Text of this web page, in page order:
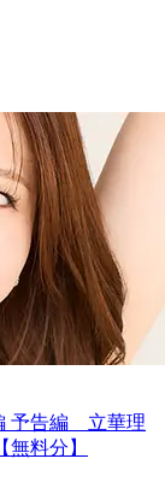
予告編 立華理
料分】